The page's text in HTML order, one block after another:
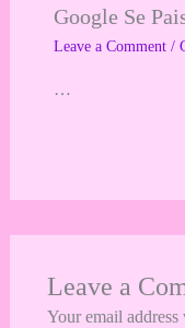
Google Se
Leave a Comment /
…
Leave a
Your email